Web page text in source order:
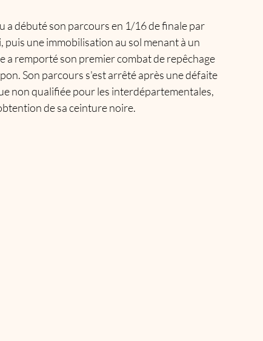
débuté son parcours en 1/16 de finale par
une immobilisation au sol menant à un
a remporté son premier combat de repêchage
Son parcours s'est arrêté après une défaite
non qualifiée pour les interdépartementales,
de sa ceinture noire.​